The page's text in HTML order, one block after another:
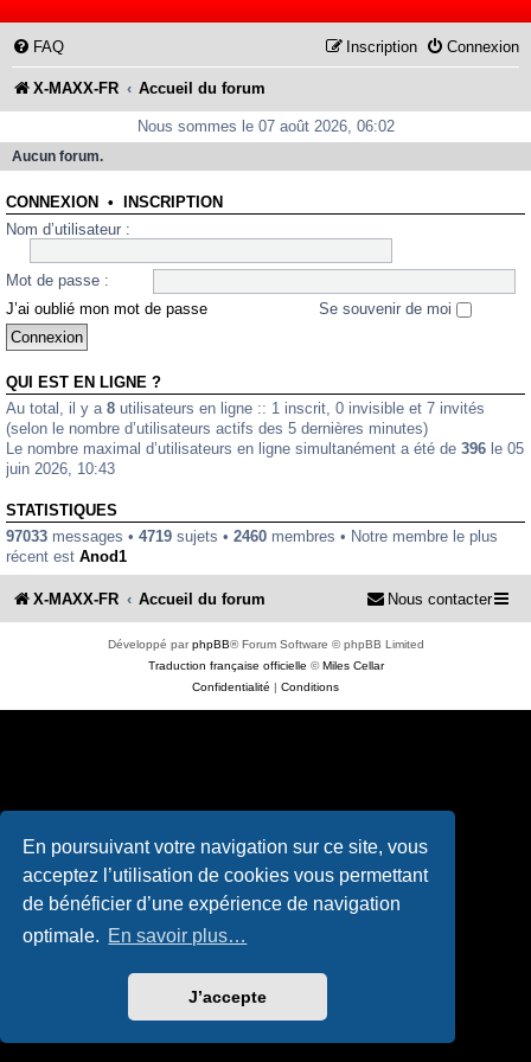
En poursuivant votre navigation sur ce site, vous
acceptez l’utilisation de cookies vous permettant
de bénéficier d’une expérience de navigation
optimale. En savoir plus…
J’accepte
FAQ Connexion
Inscription
X-MAXX-FR Accueil du forum
Nous sommes le 07 août 2026, 06:02
Aucun forum.
CONNEXION • INSCRIPTION
Nom d’utilisateur :
Mot de passe :
J’ai oublié mon mot de passe
Se souvenir de moi
QUI EST EN LIGNE ?
Au total, il y a 8 utilisateurs en ligne :: 1 inscrit, 0 invisible et 7 invités
(selon le nombre d’utilisateurs actifs des 5 dernières minutes)
Le nombre maximal d’utilisateurs en ligne simultanément a été de 396 le 05
juin 2026, 10:43
STATISTIQUES
97033 messages • 4719 sujets • 2460 membres • Notre membre le plus
récent est Anod1
X-MAXX-FR Accueil du forum Nous contacter
Développé parphpBB® Forum Software © phpBB Limited
Traduction française officielle ©Miles Cellar
Confidentialité | Conditions